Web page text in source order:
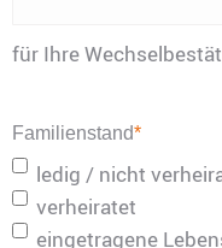
für Ihre
Familienstand*
ledig / nicht
verheiratet
eingetragene